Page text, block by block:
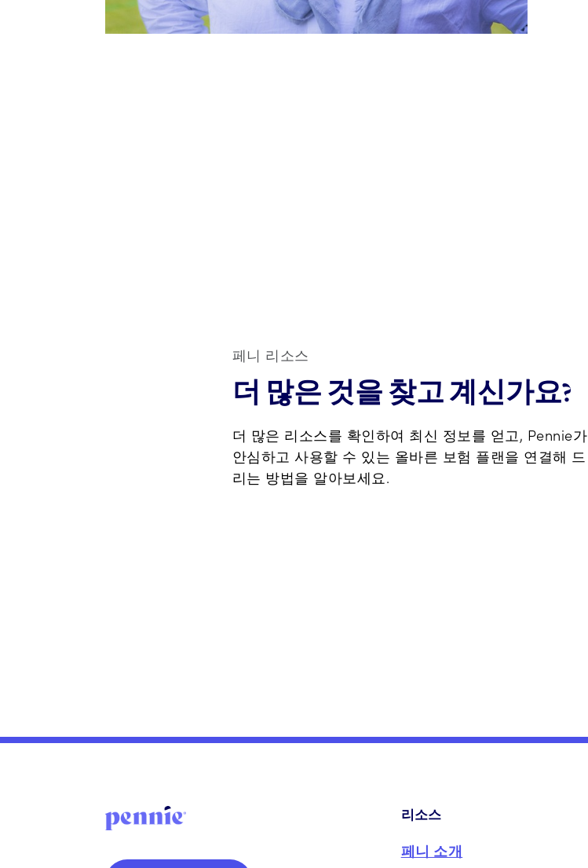
페니 리소스
더 많은 것을 찾고 계신가요?
더 많은 리소스를 확인하여 최신 정보를 얻고, Pennie가
안심하고 사용할 수 있는 올바른 보험 플랜을 연결해 드
리는 방법을 알아보세요.
리소스
페니 소개